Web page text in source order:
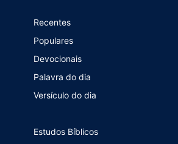
Recentes
Populares
Devocionais
Palavra do dia
Versículo do dia
Estudos Bíblicos